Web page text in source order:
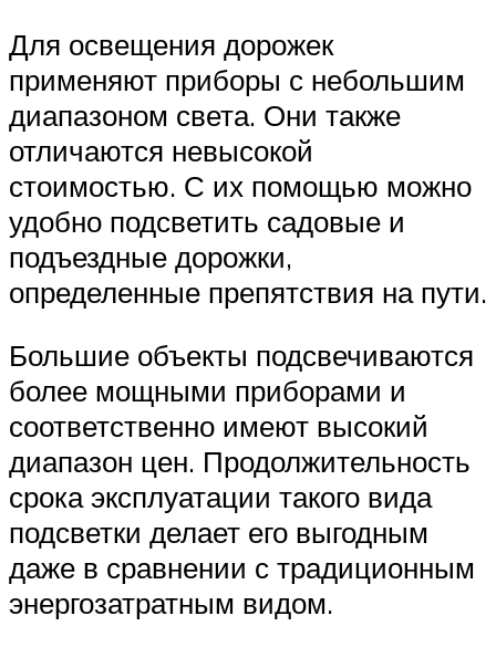
Для освещения дорожек
применяют приборы с небольшим
диапазоном света. Они также
отличаются невысокой
стоимостью. С их помощью можно
удобно подсветить садовые и
подъездные дорожки,
определенные препятствия на пути.
Большие объекты подсвечиваются
более мощными приборами и
соответственно имеют высокий
диапазон цен. Продолжительность
срока эксплуатации такого вида
подсветки делает его выгодным
даже в сравнении с традиционным
энергозатратным видом.